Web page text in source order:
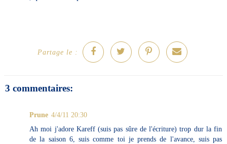
Partage le :
3 commentaires:
Prune 4/4/11 20:30
Ah moi j'adore Kareff (suis pas sûre de l'écriture) trop dur la fin
de la saison 6, suis comme toi je prends de l'avance, suis pas